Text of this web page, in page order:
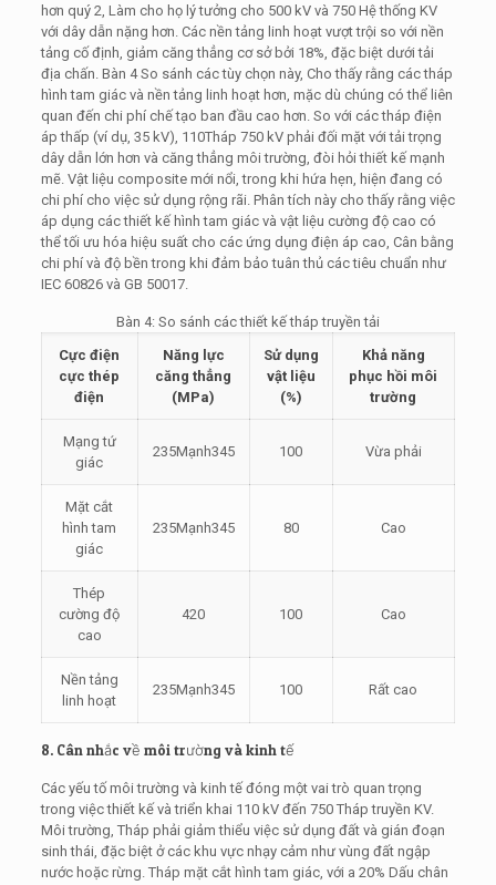
hơn quý 2, Làm cho họ lý tưởng cho 500 kV và 750 Hệ thống KV
với dây dẫn nặng hơn. Các nền tảng linh hoạt vượt trội so với nền
tảng cố định, giảm căng thẳng cơ sở bởi 18%, đặc biệt dưới tải
địa chấn. Bàn 4 So sánh các tùy chọn này, Cho thấy rằng các tháp
hình tam giác và nền tảng linh hoạt hơn, mặc dù chúng có thể liên
quan đến chi phí chế tạo ban đầu cao hơn. So với các tháp điện
áp thấp (ví dụ, 35 kV), 110Tháp 750 kV phải đối mặt với tải trọng
dây dẫn lớn hơn và căng thẳng môi trường, đòi hỏi thiết kế mạnh
mẽ. Vật liệu composite mới nổi, trong khi hứa hẹn, hiện đang có
chi phí cho việc sử dụng rộng rãi. Phân tích này cho thấy rằng việc
áp dụng các thiết kế hình tam giác và vật liệu cường độ cao có
thể tối ưu hóa hiệu suất cho các ứng dụng điện áp cao, Cân bằng
chi phí và độ bền trong khi đảm bảo tuân thủ các tiêu chuẩn như
IEC 60826 và GB 50017.
Bàn 4: So sánh các thiết kế tháp truyền tải
Cực điện
cực thép
điện
Năng lực
căng thẳng
(MPa)
Sử dụng
vật liệu
(%)
Khả năng
phục hồi môi
trường
Mạng tứ
giác
235Mạnh345 100 Vừa phải
Mặt cắt
hình tam
giác
235Mạnh345 80 Cao
Thép
cường độ
cao
420 100 Cao
Nền tảng
linh hoạt
235Mạnh345 100 Rất cao
8. Cân nhắc về môi trường và kinh tế
Các yếu tố môi trường và kinh tế đóng một vai trò quan trọng
trong việc thiết kế và triển khai 110 kV đến 750 Tháp truyền KV.
Môi trường, Tháp phải giảm thiểu việc sử dụng đất và gián đoạn
sinh thái, đặc biệt ở các khu vực nhạy cảm như vùng đất ngập
nước hoặc rừng. Tháp mặt cắt hình tam giác, với a 20% Dấu chân